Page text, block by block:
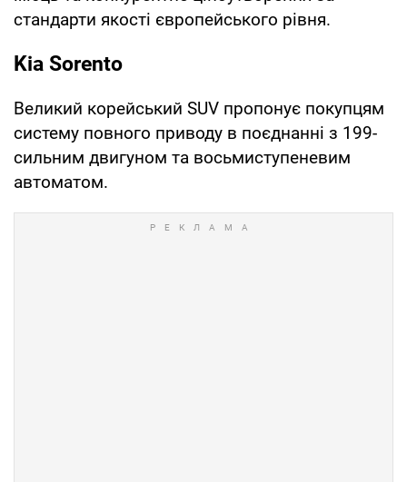
стандарти якості європейського рівня.
Kia Sorento
Великий корейський SUV пропонує покупцям
систему повного приводу в поєднанні з 199-
сильним двигуном та восьмиступеневим
автоматом.